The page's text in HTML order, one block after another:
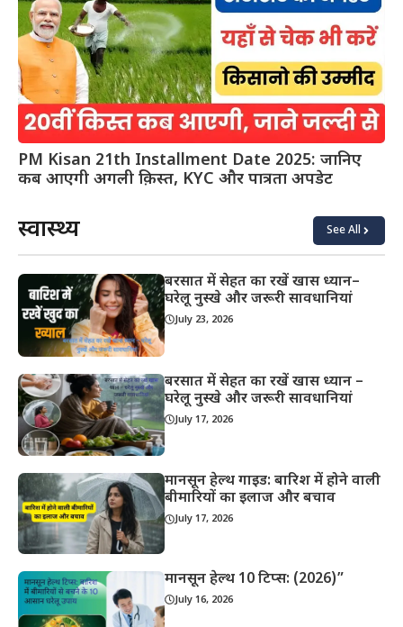
PM Kisan 21th Installment Date 2025: जानिए
कब आएगी अगली क़िस्त, KYC और पात्रता अपडेट
स्वास्थ्य See All
बरसात में सेहत का रखें खास ध्यान–
घरेलू नुस्खे और जरूरी सावधानियां
July 23, 2026
बरसात में सेहत का रखें खास ध्यान –
घरेलू नुस्खे और जरूरी सावधानियां
July 17, 2026
मानसून हेल्थ गाइड: बारिश में होने वाली
बीमारियों का इलाज और बचाव
July 17, 2026
मानसून हेल्थ 10 टिप्स: (2026)”
July 16, 2026